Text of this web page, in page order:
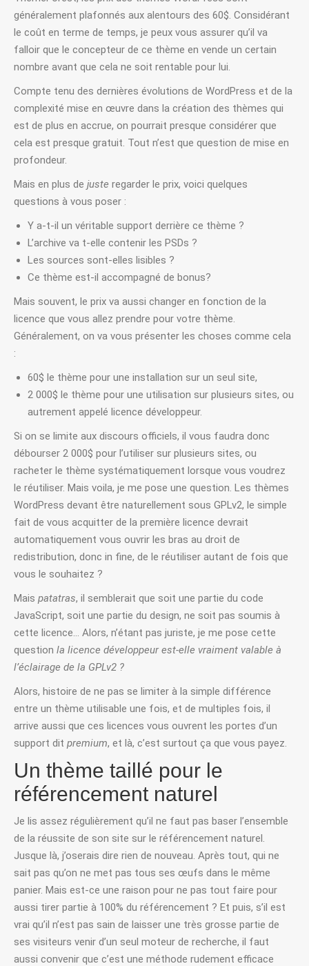
généralement plafonnés aux alentours des 60$. Considérant
le coût en terme de temps, je peux vous assurer qu’il va
falloir que le concepteur de ce thème en vende un certain
nombre avant que cela ne soit rentable pour lui.
Compte tenu des dernières évolutions de WordPress et de la
complexité mise en œuvre dans la création des thèmes qui
est de plus en accrue, on pourrait presque considérer que
cela est presque gratuit. Tout n’est que question de mise en
profondeur.
Mais en plus de juste regarder le prix, voici quelques
questions à vous poser :
Y a-t-il un véritable support derrière ce thème ?
L’archive va t-elle contenir les PSDs ?
Les sources sont-elles lisibles ?
Ce thème est-il accompagné de bonus?
Mais souvent, le prix va aussi changer en fonction de la
licence que vous allez prendre pour votre thème.
Généralement, on va vous présenter les choses comme cela
:
60$ le thème pour une installation sur un seul site,
2 000$ le thème pour une utilisation sur plusieurs sites, ou
autrement appelé licence développeur.
Si on se limite aux discours officiels, il vous faudra donc
débourser 2 000$ pour l’utiliser sur plusieurs sites, ou
racheter le thème systématiquement lorsque vous voudrez
le réutiliser. Mais voila, je me pose une question. Les thèmes
WordPress devant être naturellement sous GPLv2, le simple
fait de vous acquitter de la première licence devrait
automatiquement vous ouvrir les bras au droit de
redistribution, donc in fine, de le réutiliser autant de fois que
vous le souhaitez ?
Mais patatras, il semblerait que soit une partie du code
JavaScript, soit une partie du design, ne soit pas soumis à
cette licence… Alors, n’étant pas juriste, je me pose cette
question la licence développeur est-elle vraiment valable à
l’éclairage de la GPLv2 ?
Alors, histoire de ne pas se limiter à la simple différence
entre un thème utilisable une fois, et de multiples fois, il
arrive aussi que ces licences vous ouvrent les portes d’un
support dit premium, et là, c’est surtout ça que vous payez.
Un thème taillé pour le
référencement naturel
Je lis assez régulièrement qu’il ne faut pas baser l’ensemble
de la réussite de son site sur le référencement naturel.
Jusque là, j’oserais dire rien de nouveau. Après tout, qui ne
sait pas qu’on ne met pas tous ses œufs dans le même
panier. Mais est-ce une raison pour ne pas tout faire pour
aussi tirer partie à 100% du référencement ? Et puis, s’il est
vrai qu’il n’est pas sain de laisser une très grosse partie de
ses visiteurs venir d’un seul moteur de recherche, il faut
aussi convenir que c’est une méthode rudement efficace